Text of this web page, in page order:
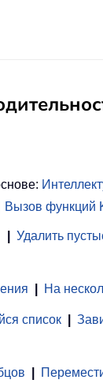
Вызов функций
Удалить
На
список